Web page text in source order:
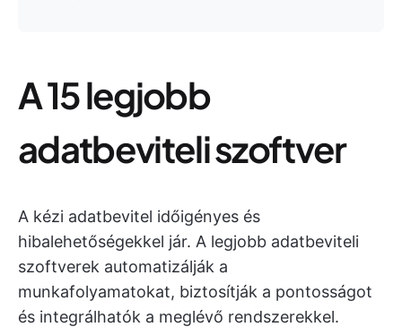
A 15 legjobb
adatbeviteli szoftver
A kézi adatbevitel időigényes és
hibalehetőségekkel jár. A legjobb adatbeviteli
szoftverek automatizálják a
munkafolyamatokat, biztosítják a pontosságot
és integrálhatók a meglévő rendszerekkel.